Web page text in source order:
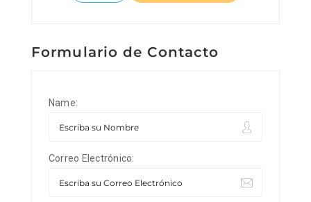
Formulario de Contacto
Name:
Correo Electrónico: